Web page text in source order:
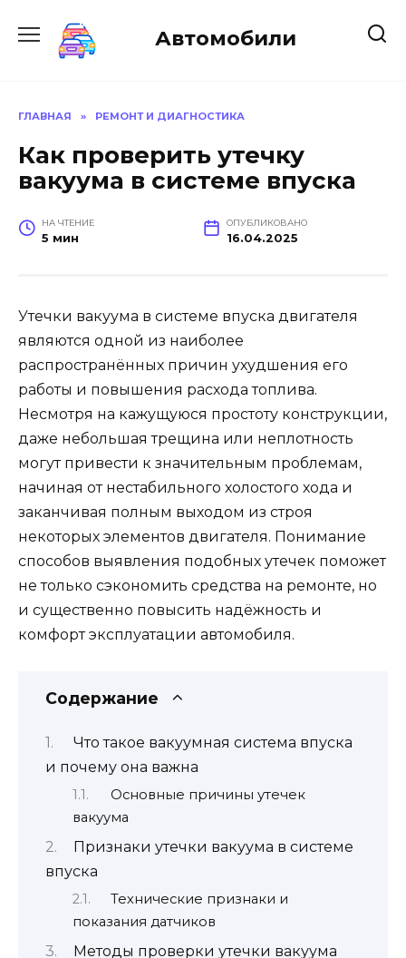
содержанию
Автомобили
ГЛАВНАЯ » РЕМОНТ И ДИАГНОСТИКА
Как проверить утечку
вакуума в системе впуска
НА ЧТЕНИЕ
5 мин
ОПУБЛИКОВАНО
16.04.2025
Утечки вакуума в системе впуска двигателя
являются одной из наиболее
распространённых причин ухудшения его
работы и повышения расхода топлива.
Несмотря на кажущуюся простоту конструкции,
даже небольшая трещина или неплотность
могут привести к значительным проблемам,
начиная от нестабильного холостого хода и
заканчивая полным выходом из строя
некоторых элементов двигателя. Понимание
способов выявления подобных утечек поможет
не только сэкономить средства на ремонте, но
и существенно повысить надёжность и
комфорт эксплуатации автомобиля.
Содержание
Что такое вакуумная система впуска
и почему она важна
Основные причины утечек
вакуума
Признаки утечки вакуума в системе
впуска
Технические признаки и
показания датчиков
Методы проверки утечки вакуума